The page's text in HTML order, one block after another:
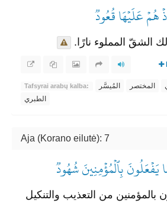
هُمۡ عَلَيۡهَا قُعُودٞ
الشقّ المملوء نارًا.
Tafsyrai arabų kalba: المُيسَّر المختصر
الطبري
Aja (Korano eilutė): 7
يَفۡعَلُونَ بِٱلۡمُؤۡمِنِينَ شُهُودٞ
من التعذيب والتنكيل